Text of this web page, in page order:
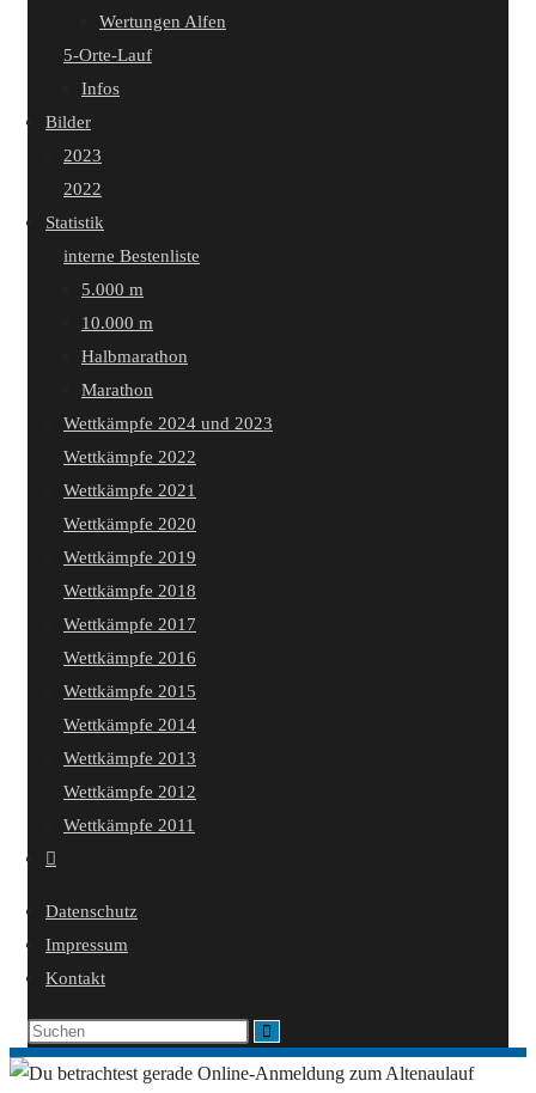
Wertungen Alfen
5-Orte-Lauf
Infos
Bilder
2023
2022
Statistik
interne Bestenliste
5.000 m
10.000 m
Halbmarathon
Marathon
Wettkämpfe 2024 und 2023
Wettkämpfe 2022
Wettkämpfe 2021
Wettkämpfe 2020
Wettkämpfe 2019
Wettkämpfe 2018
Wettkämpfe 2017
Wettkämpfe 2016
Wettkämpfe 2015
Wettkämpfe 2014
Wettkämpfe 2013
Wettkämpfe 2012
Wettkämpfe 2011
Website-
umschalten
Datenschutz
Impressum
Kontakt